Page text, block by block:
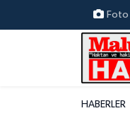
HABERLER
Nöbetçi